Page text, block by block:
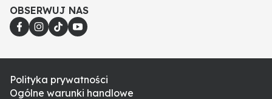
OBSERWUJ NAS
Polityka prywatności
Ogólne warunki handlowe